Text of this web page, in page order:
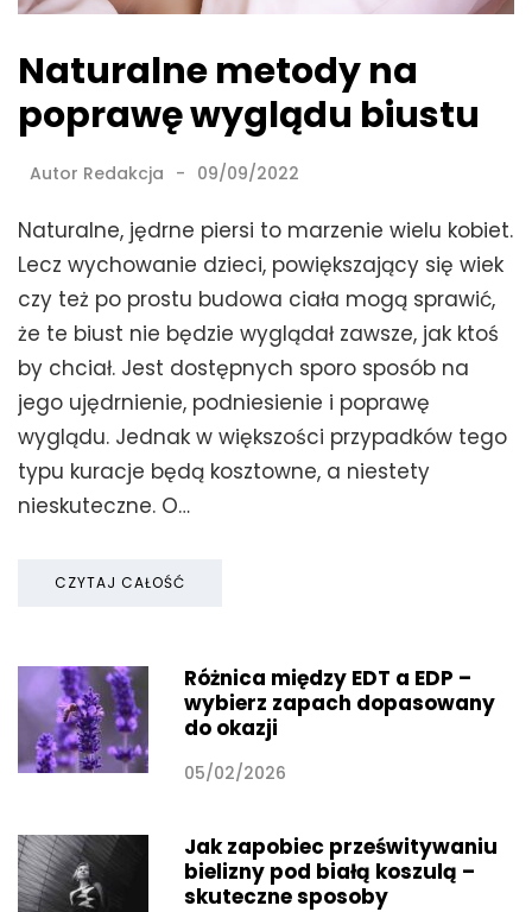
Naturalne metody na
poprawę wyglądu biustu
Autor Redakcja 09/09/2022
Naturalne, jędrne piersi to marzenie wielu kobiet.
Lecz wychowanie dzieci, powiększający się wiek
czy też po prostu budowa ciała mogą sprawić,
że te biust nie będzie wyglądał zawsze, jak ktoś
by chciał. Jest dostępnych sporo sposób na
jego ujędrnienie, podniesienie i poprawę
wyglądu. Jednak w większości przypadków tego
typu kuracje będą kosztowne, a niestety
nieskuteczne. O…
CZYTAJ CAŁOŚĆ
Różnica między EDT a EDP –
wybierz zapach dopasowany
do okazji
05/02/2026
Jak zapobiec prześwitywaniu
bielizny pod białą koszulą –
skuteczne sposoby